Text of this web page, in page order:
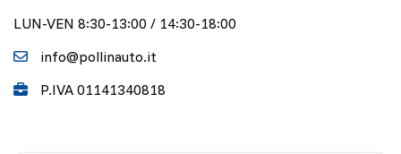
LUN-VEN 8:30-13:00 / 14:30-18:00
info@pollinauto.it
P.IVA 01141340818